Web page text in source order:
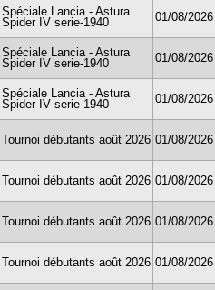
Spéciale Lancia - Astura
Spider IV serie-1940
01/08/2026
Spéciale Lancia - Astura
Spider IV serie-1940
01/08/2026
Spéciale Lancia - Astura
Spider IV serie-1940
01/08/2026
Tournoi débutants août 2026 01/08/2026
Tournoi débutants août 2026 01/08/2026
Tournoi débutants août 2026 01/08/2026
Tournoi débutants août 2026 01/08/2026